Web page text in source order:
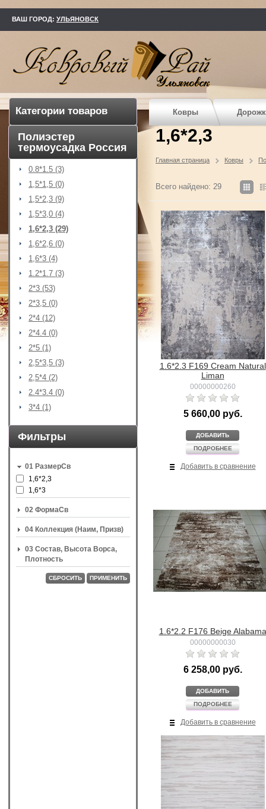
ВАШ ГОРОД: УЛЬЯНОВСК
Категории товаров Ковры
Полиэстер
термоусадка Россия
0.8*1.5 (3)
1,5*1,5 (0)
1,5*2,3 (9)
1,5*3,0 (4)
1,6*2,3 (29)
1,6*2,6 (0)
1,6*3 (4)
1.2*1.7 (3)
2*3 (53)
2*3,5 (0)
2*4 (12)
2*4.4 (0)
2*5 (1)
2,5*3,5 (3)
2,5*4 (2)
2.4*3.4 (0)
3*4 (1)
Фильтры
01 РазмерСв
1,6*2,3
1,6*3
02 ФормаСв
04 Коллекция (Наим, Призв)
03 Состав, Высота Ворса,
Плотность
СБРОСИТЬ ПРИМЕНИТЬ
1,6*2,3
Главная страница Ковры
Всего найдено: 29
1.6*2.3 F169 Cream Natural
Liman
00000000260
5 660,00 руб.
ДОБАВИТЬ
ПОДРОБНЕЕ
Добавить в сравнение
1.6*2.2 F176 Beige Alabama
00000000030
6 258,00 руб.
ДОБАВИТЬ
ПОДРОБНЕЕ
Добавить в сравнение